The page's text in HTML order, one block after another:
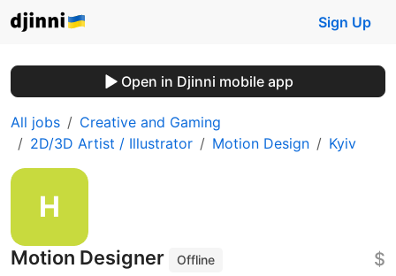
Sign Up
Open in Djinni mobile app
All jobs
Creative and Gaming
2D/3D Artist / Illustrator
Motion Design Kyiv
Motion Designer
Offline
$